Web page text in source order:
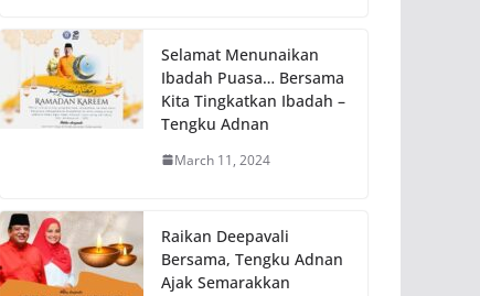
Selamat Menunaikan
Ibadah Puasa… Bersama
Kita Tingkatkan Ibadah –
Tengku Adnan
March 11, 2024
Raikan Deepavali
Bersama, Tengku Adnan
Ajak Semarakkan